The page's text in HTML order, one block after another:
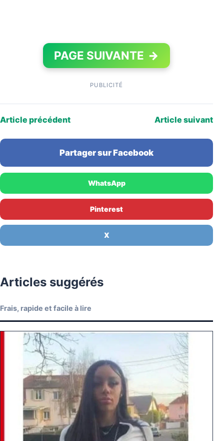
PAGE SUIVANTE →
PUBLICITÉ
Article précédent Article suivant
Partager sur Facebook
WhatsApp
Pinterest
X
Articles suggérés
Frais, rapide et facile à lire